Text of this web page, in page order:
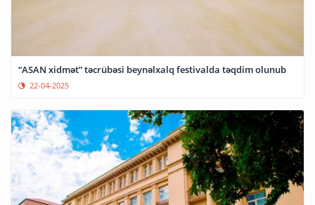
“ASAN xidmət” təcrübəsi beynəlxalq festivalda təqdim olunub
22-04-2025